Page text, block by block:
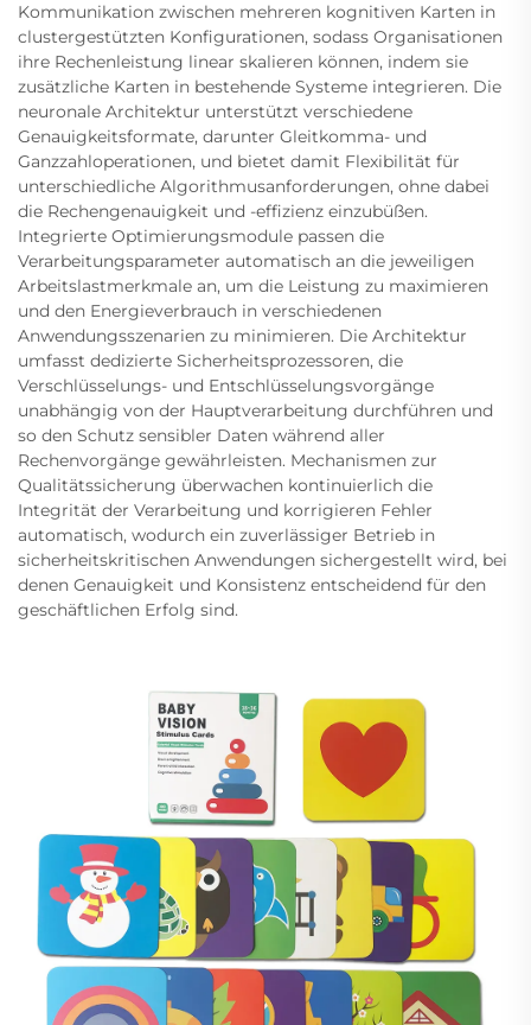
Kommunikation zwischen mehreren kognitiven Karten in
clustergestützten Konfigurationen, sodass Organisationen
ihre Rechenleistung linear skalieren können, indem sie
zusätzliche Karten in bestehende Systeme integrieren. Die
neuronale Architektur unterstützt verschiedene
Genauigkeitsformate, darunter Gleitkomma- und
Ganzzahloperationen, und bietet damit Flexibilität für
unterschiedliche Algorithmusanforderungen, ohne dabei
die Rechengenauigkeit und -effizienz einzubüßen.
Integrierte Optimierungsmodule passen die
Verarbeitungsparameter automatisch an die jeweiligen
Arbeitslastmerkmale an, um die Leistung zu maximieren
und den Energieverbrauch in verschiedenen
Anwendungsszenarien zu minimieren. Die Architektur
umfasst dedizierte Sicherheitsprozessoren, die
Verschlüsselungs- und Entschlüsselungsvorgänge
unabhängig von der Hauptverarbeitung durchführen und
so den Schutz sensibler Daten während aller
Rechenvorgänge gewährleisten. Mechanismen zur
Qualitätssicherung überwachen kontinuierlich die
Integrität der Verarbeitung und korrigieren Fehler
automatisch, wodurch ein zuverlässiger Betrieb in
sicherheitskritischen Anwendungen sichergestellt wird, bei
denen Genauigkeit und Konsistenz entscheidend für den
geschäftlichen Erfolg sind.